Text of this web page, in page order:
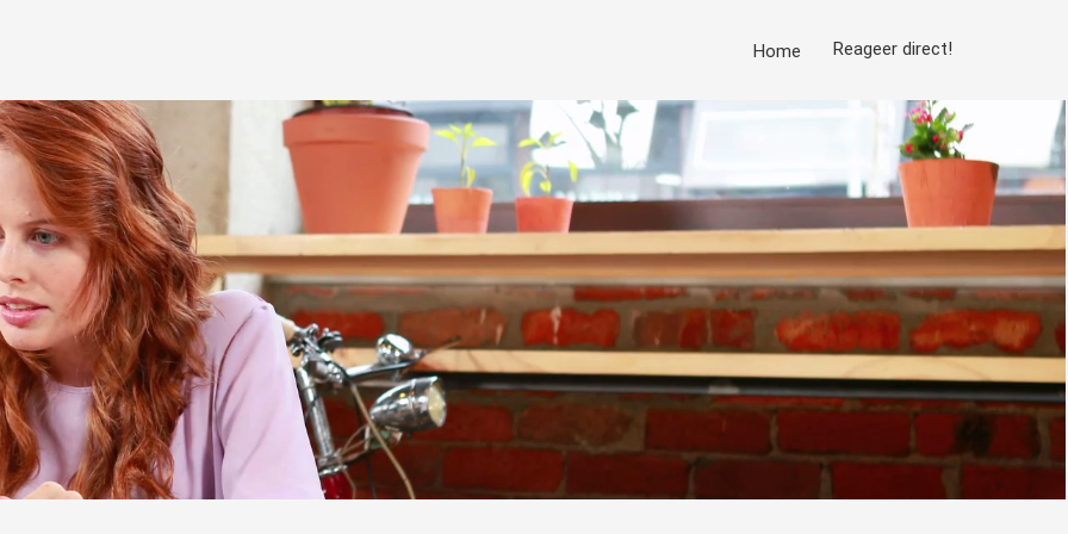
Home Reageer direct!